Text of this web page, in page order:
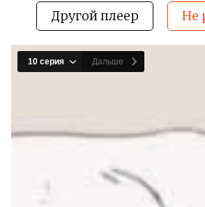
Другой плеер Не